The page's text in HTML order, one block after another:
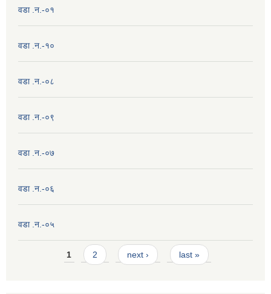
वडा .न.-०१
वडा .न.-१०
वडा .न.-०८
वडा .न.-०९
वडा .न.-०७
वडा .न.-०६
वडा .न.-०५
Pages1 2 next › last »